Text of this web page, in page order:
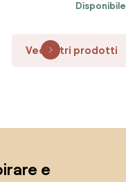
Disponibile
Vedi altri prodotti
e